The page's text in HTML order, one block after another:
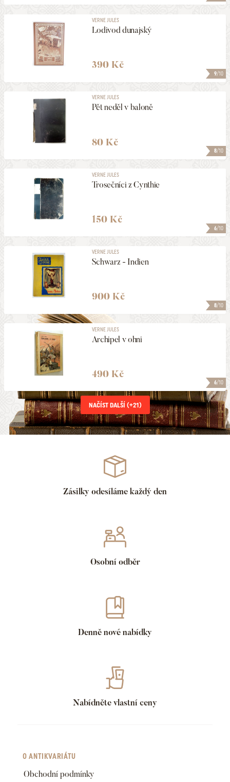
9/10
VERNE JULES
Lodivod dunajský
390 Kč
8/10
VERNE JULES
Pět neděl v baloně
80 Kč
6/10
VERNE JULES
Trosečníci z Cynthie
150 Kč
8/10
VERNE JULES
Schwarz - Indien
900 Kč
6/10
VERNE JULES
Archipel v ohni
490 Kč
NAČÍST DALŠÍ (+21)
Zásilky odesíláme každý den
Osobní odběr
Denně nové nabídky
Nabídněte vlastní ceny
O ANTIKVARIÁTU
Obchodní podmínky